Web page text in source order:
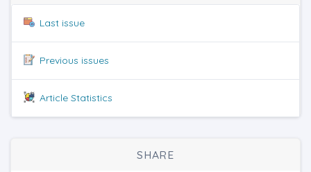
Last issue
Previous issues
Article Statistics
SHARE